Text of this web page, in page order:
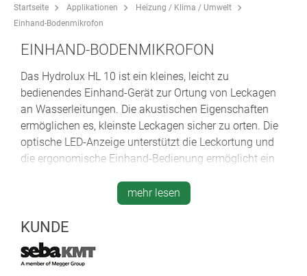
Startseite Applikationen
Heizung / Klima / Umwelt
Einhand-Bodenmikrofon
EINHAND-BODENMIKROFON
Das Hydrolux HL 10 ist ein kleines, leicht zu
bedienendes Einhand-Gerät zur Ortung von Leckagen
an Wasserleitungen. Die akustischen Eigenschaften
ermöglichen es, kleinste Leckagen sicher zu orten. Die
optische LED-Anzeige unterstützt die Leckortung und
die ergonomische Einhand-Bedienung ermöglicht ein
Artikel lesen (.pdf) >>
mehr lesen
KUNDE